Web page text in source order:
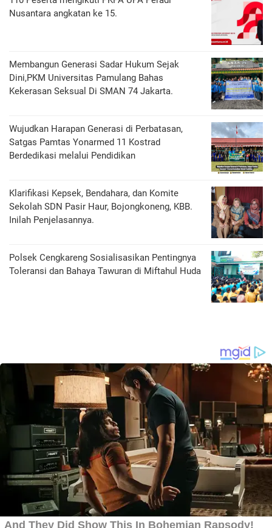
Nusantara angkatan ke 15.
Membangun Generasi Sadar Hukum Sejak
Dini,PKM Universitas Pamulang Bahas
Kekerasan Seksual Di SMAN 74 Jakarta.
Wujudkan Harapan Generasi di Perbatasan,
Satgas Pamtas Yonarmed 11 Kostrad
Berdedikasi melalui Pendidikan
Klarifikasi Kepsek, Bendahara, dan Komite
Sekolah SDN Pasir Haur, Bojongkoneng, KBB.
Inilah Penjelasannya.
Polsek Cengkareng Sosialisasikan Pentingnya
Toleransi dan Bahaya Tawuran di Miftahul Huda